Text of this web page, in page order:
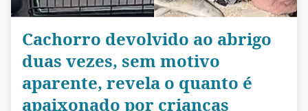
Cachorro devolvido ao abrigo
duas vezes, sem motivo
aparente, revela o quanto é
apaixonado por crianças